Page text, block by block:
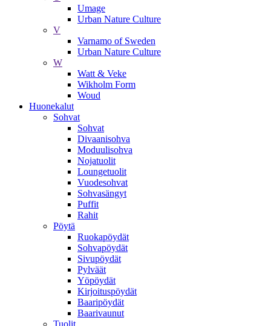
Umage
Urban Nature Culture
V
Varnamo of Sweden
Urban Nature Culture
W
Watt & Veke
Wikholm Form
Woud
Huonekalut
Sohvat
Sohvat
Divaanisohva
Moduulisohva
Nojatuolit
Loungetuolit
Vuodesohvat
Sohvasängyt
Puffit
Rahit
Pöytä
Ruokapöydät
Sohvapöydät
Sivupöydät
Pylväät
Yöpöydät
Kirjoituspöydät
Baaripöydät
Baarivaunut
Tuolit